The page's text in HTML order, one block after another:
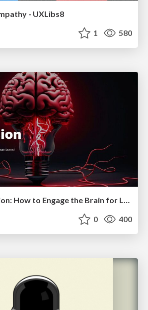
- UXLibs8
1 580
Primal Persuasion: How to Engage the Brain for Learning That Lasts
0 400